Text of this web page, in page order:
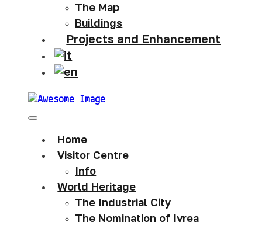
The Map
Buildings
Projects and Enhancement
Home
Visitor Centre
Info
World Heritage
The Industrial City
The Nomination of Ivrea